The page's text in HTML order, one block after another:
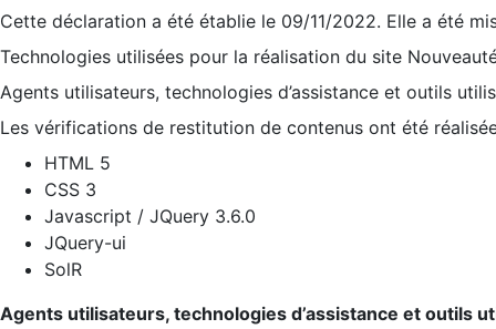
Cette déclaration a été établie le 09/11/2022. Elle a été
Technologies utilisées pour la réalisation du site
Agents utilisateurs, technologies d’assistance et outils
Les vérifications de restitution de contenus ont été
HTML 5
CSS 3
Javascript / JQuery 3.6.0
JQuery-ui
SolR
Agents utilisateurs, technologies d’assistance et outils